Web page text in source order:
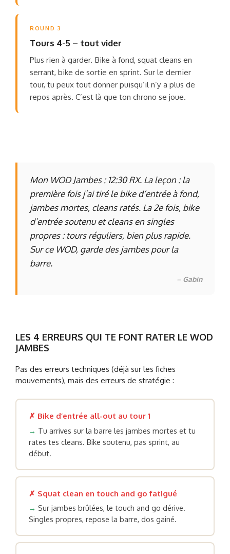
ROUND 3
Tours 4-5 – tout vider
Plus rien à garder. Bike à fond, squat cleans en
serrant, bike de sortie en sprint. Sur le dernier
tour, tu peux tout donner puisqu’il n’y a plus de
repos après. C’est là que ton chrono se joue.
Mon WOD Jambes : 12:30 RX. La leçon : la
première fois j’ai tiré le bike d’entrée à fond,
jambes mortes, cleans ratés. La 2e fois, bike
d’entrée soutenu et cleans en singles
propres : tours réguliers, bien plus rapide.
Sur ce WOD, garde des jambes pour la
barre.
– Gabin
LES 4 ERREURS QUI TE FONT RATER LE WOD
JAMBES
Pas des erreurs techniques (déjà sur les fiches
mouvements), mais des erreurs de stratégie :
✗ Bike d’entrée all-out au tour 1
→ Tu arrives sur la barre les jambes mortes et tu
rates tes cleans. Bike soutenu, pas sprint, au
début.
✗ Squat clean en touch and go fatigué
→ Sur jambes brûlées, le touch and go dérive.
Singles propres, repose la barre, dos gainé.